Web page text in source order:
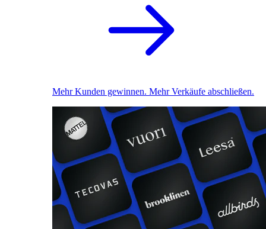
Mehr Kunden gewinnen. Mehr Verkäufe abschließen.